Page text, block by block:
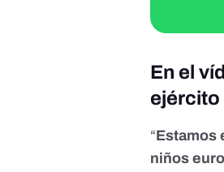
En el
ejército
“Estamos
niños